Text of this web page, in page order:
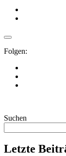
Folgen:
Suchen
Letzte